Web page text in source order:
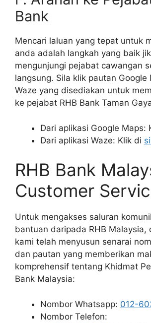
Bank
Mencari laluan yang tepat untuk
anda adalah langkah yang baik
mengunjungi pejabat cawangan
langsung. Sila klik pautan Google
Waze yang disediakan untuk
ke pejabat RHB Bank Taman
Dari aplikasi Google Maps:
Dari aplikasi Waze: Klik di
RHB Bank
Customer
Untuk mengakses saluran
bantuan daripada RHB Malaysia,
kami telah menyusun senarai
dan pautan yang memberikan
komprehensif tentang Khidmat
Bank Malaysia:
Nombor Whatsapp: 012-
Nombor Telefon: